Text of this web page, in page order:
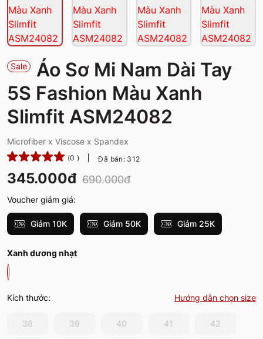
Sale
Áo Sơ Mi Nam Dài Tay
5S Fashion Màu Xanh
Slimfit ASM24082
Microfiber x Viscose x Spandex
(0 ) Đã bán: 312
345.000đ 690.000đ
Voucher giảm giá:
Giảm 10K Giảm 50K Giảm 25K
Xanh dương nhạt
Kích thước: Hướng dẫn chọn size
38 39 40 41 42